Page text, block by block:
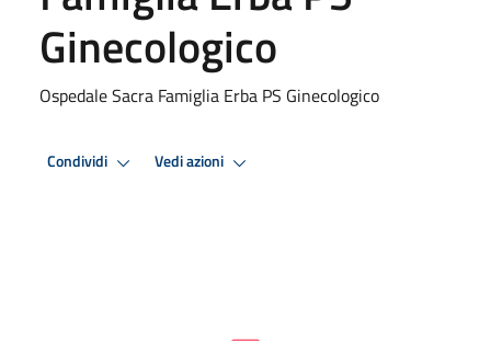
Ginecologico
Ospedale Sacra Famiglia Erba PS Ginecologico
Condividi Vedi azioni